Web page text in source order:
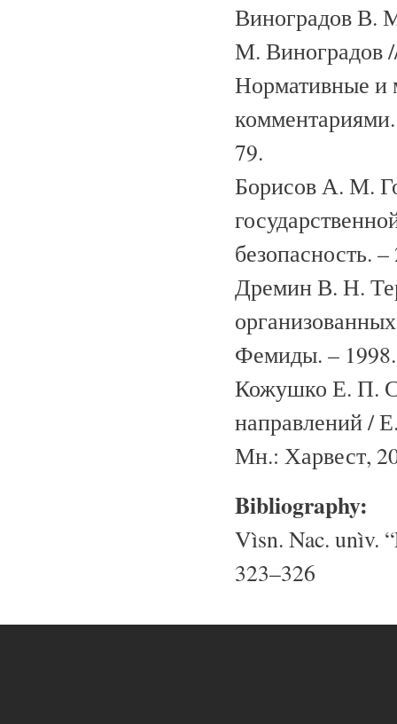
Виноградов В.
М. Виноградов
Нормативные и
79.
Борисов А. М.
безопасность.
Дремин В. Н.
Фемиды. –
Кожушко Е. П.
направлений /
Мн.: Харвест,
Bibliography:
Vìsn. Nac. unìv.
323–326